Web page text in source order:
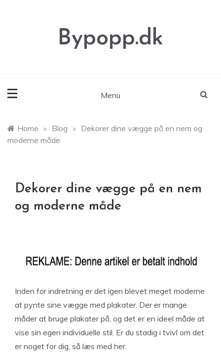
Bypopp.dk
Menu
Home » Blog » Dekorer dine vægge på en nem og
moderne måde
Dekorer dine vægge på en nem
og moderne måde
Inden for indretning er det igen blevet meget moderne
at pynte sine vægge med plakater. Der er mange
måder at bruge plakater på, og det er en ideel måde at
vise sin egen individuelle stil. Er du stadig i tvivl om det
er noget for dig, så læs med her.